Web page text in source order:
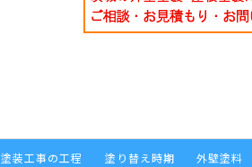
塗装工事の工程 塗り替え時期 外壁塗料